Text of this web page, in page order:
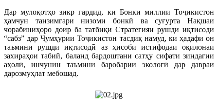
Дар мулоқотҳо зикр гардид, ки Бонки миллии Тоҷикистон
ҳамчун танзимгари низоми бонкӣ ва суғурта Нақшаи
чорабиниҳоро доир ба татбиқи Стратегияи рушди иқтисоди
“сабз” дар Ҷумҳурии Тоҷикистон тасдиқ намуд, ки ҳадафи он
таъмини рушди иқтисодӣ аз ҳисоби истифодаи оқилонаи
захираҳои табиӣ, баланд бардоштани сатҳу сифати зиндагии
аҳолӣ, инчунин таъмини баробарии экологӣ дар давраи
дарозмуҳлат мебошад.